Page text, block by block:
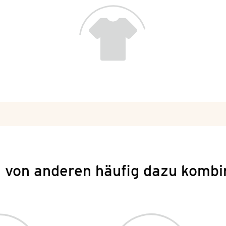
von anderen häufig dazu